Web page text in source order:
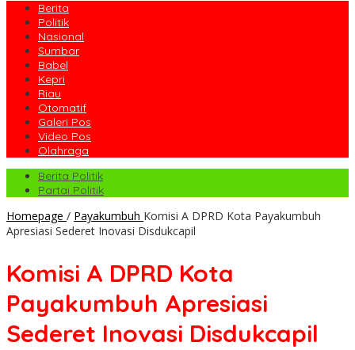
Berita
Politik
Nasional
Sumbar
Babel
Kepri
Riau
Otomatif
Galeri Pos
Video Pos
Olahraga
Berita Politik
Partai Politik
Homepage / Payakumbuh Komisi A DPRD Kota Payakumbuh
Apresiasi Sederet Inovasi Disdukcapil
Komisi A DPRD Kota
Payakumbuh Apresiasi
Sederet Inovasi Disdukcapil